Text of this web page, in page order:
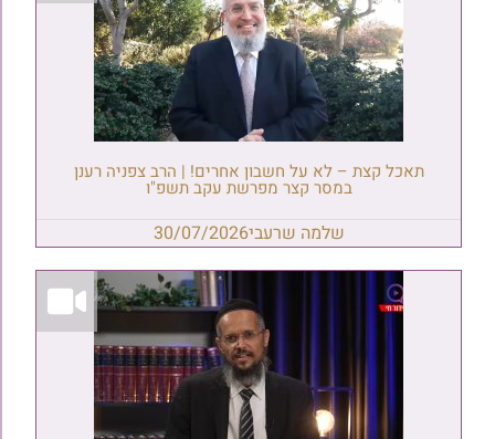
תאכל קצת – לא על חשבון אחרים! | הרב צפניה רענן
במסר קצר מפרשת עקב תשפ"ו
שלמה שרעבי30/07/2026